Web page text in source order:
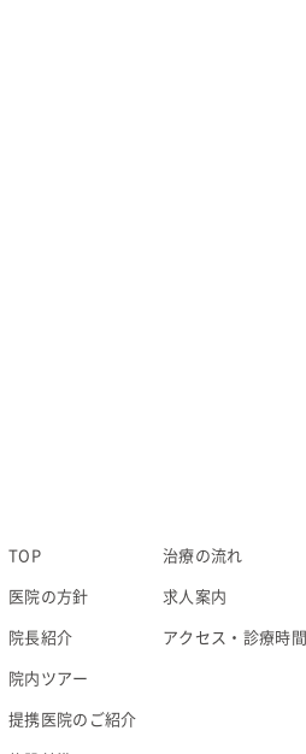
TOP
医院の方針
院長紹介
院内ツアー
提携医院のご紹介
治療の流れ
求人案内
アクセス・診療時間